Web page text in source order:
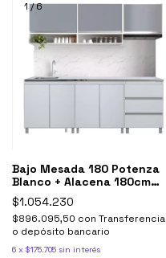
1/6
Bajo Mesada 180 Potenza
Blanco + Alacena 180cm
Sorrento Gris
$1.054.230
$896.095,50 con Transferencia
o depósito bancario
6 x $175.705 sin interés